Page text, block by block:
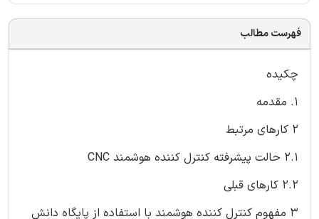
فهرست مطالب
چکیده
1. مقدمه
2 کارهای مرتبط
2.1 حالت پیشرفته کنترل کننده هوشمند CNC
2.2 کارهای قبلی
3 مفهوم کنترل کننده هوشمند با استفاده از پایگاه دانش